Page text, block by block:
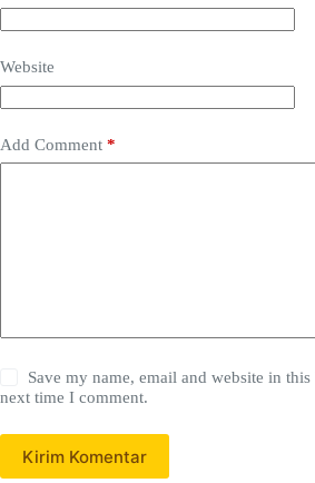
Website
Add Comment *
Save my name, email and website in
next time I comment.
Kirim Komentar